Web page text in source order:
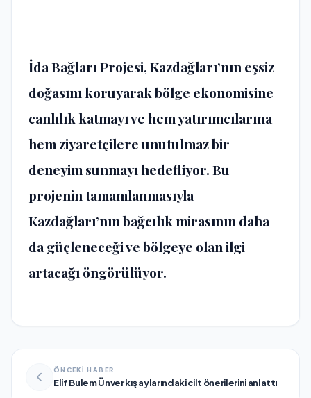
İda Bağları Projesi, Kazdağları’nın eşsiz
doğasını koruyarak bölge ekonomisine
canlılık katmayı ve hem yatırımcılarına
hem ziyaretçilere unutulmaz bir
deneyim sunmayı hedefliyor. Bu
projenin tamamlanmasıyla
Kazdağları’nın bağcılık mirasının daha
da güçleneceği ve bölgeye olan ilgi
artacağı öngörülüyor.
ÖNCEKİ HABER
Elif Bulem Ünver kış aylarındaki cilt önerilerini anlattı